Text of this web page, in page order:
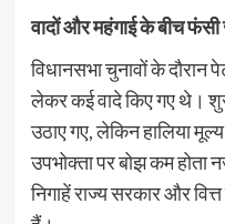
वादों और महंगाई के बीच
विधानसभा चुनावों के दौरान
लेकर कई वादे किए गए थे।
उठाए गए, लेकिन हालिया
उपभोक्ता पर बोझ कम होता
निगाहें राज्य सरकार और